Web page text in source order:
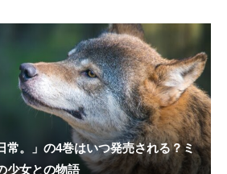
常。」の4巻はいつ発売される？ミ
少女との物語